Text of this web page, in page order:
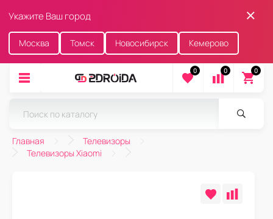
Укажите Ваш город
Москва Томск Новосибирск Кемерово
0 0 0
Главная
Телевизоры
Телевизоры Xiaomi